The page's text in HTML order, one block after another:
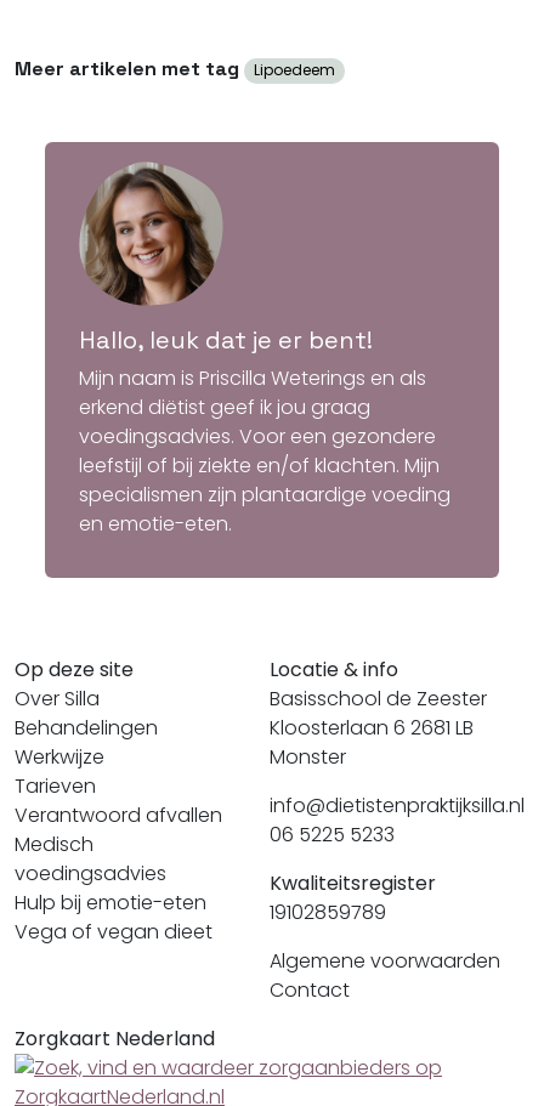
Meer artikelen met tag Lipoedeem
Hallo, leuk dat je er bent!
Mijn naam is Priscilla Weterings en als
erkend diëtist geef ik jou graag
voedingsadvies. Voor een gezondere
leefstijl of bij ziekte en/of klachten. Mijn
specialismen zijn plantaardige voeding
en emotie-eten.
Op deze site
Over Silla
Behandelingen
Werkwijze
Tarieven
Verantwoord afvallen
Medisch
voedingsadvies
Hulp bij emotie-eten
Vega of vegan dieet
Locatie & info
Basisschool de Zeester
Kloosterlaan 6 2681 LB
Monster
info@dietistenpraktijksilla.nl
06 5225 5233
Kwaliteitsregister
19102859789
Algemene voorwaarden
Contact
Zorgkaart Nederland